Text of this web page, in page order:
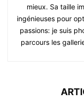
mieux. Sa taille
ingénieuses pour
passions: je suis
parcours les